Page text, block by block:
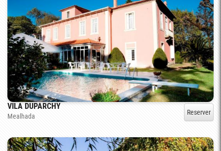
VILA DUPARCHY
Mealhada Reserver